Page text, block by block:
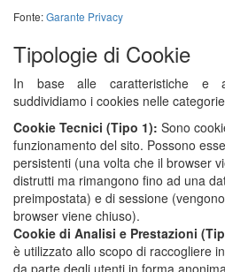
Fonte:Garante Privacy
Tipologie di Cookie
In base alle caratteristiche e
suddividiamo i cookies nelle
Cookie Tecnici (Tipo 1): Sono
funzionamento del sito. Possono
persistenti (una volta che il browser
distrutti ma rimangono fino ad una
preimpostata) e di sessione
browser viene chiuso).
Cookie di Analisi e Prestazioni
è utilizzato allo scopo di raccogliere